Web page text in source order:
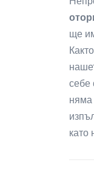
ще
себе
няма
като